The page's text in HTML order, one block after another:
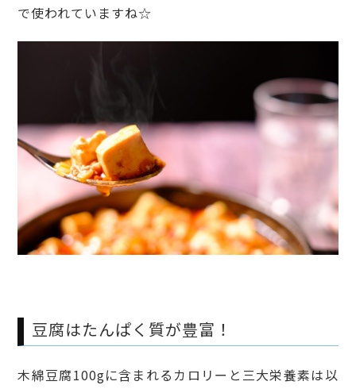
で使われていますね☆
豆腐はたんぱく質が豊富！
木綿豆腐100gに含まれるカロリーと三大栄養素は以